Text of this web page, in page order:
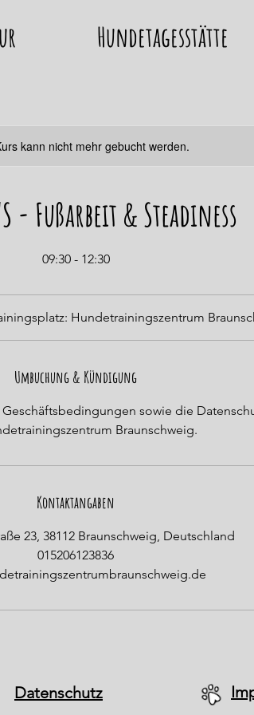
Hundetagesstätte
kann nicht mehr gebucht werden.
- Fußarbeit & Steadiness
09:30 - 12:30
Hundetrainingszentrum
Umbuchung & Kündigung
sowie die
Braunschweig.
Kontaktangaben
23, 38112 Braunschweig, Deutschland
015206123836
Datenschutz